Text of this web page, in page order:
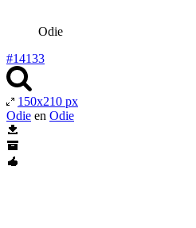
Odie
#14133
150x210 px
Odie en Odie